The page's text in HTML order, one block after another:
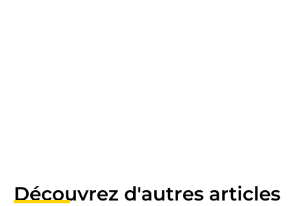
Découvrez d'autres articles